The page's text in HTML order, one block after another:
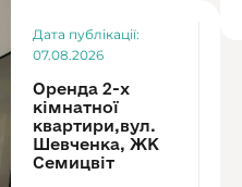
Дата публікації:
07.08.2026
Оренда 2-х
кімнатної
квартири,вул.
Шевченка, ЖК
Семицвіт